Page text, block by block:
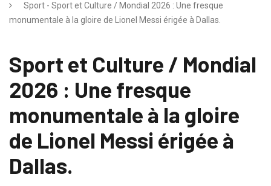
Sport - Sport et Culture / Mondial 2026 : Une fresque
monumentale à la gloire de Lionel Messi érigée à Dallas.
Sport et Culture / Mondial
2026 : Une fresque
monumentale à la gloire
de Lionel Messi érigée à
Dallas.